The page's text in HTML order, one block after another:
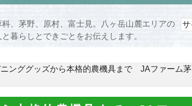
科、茅野、原村、富士見。八ヶ岳山麓エリアの
と暮らしとできごとをお伝えします。
ンググッズから本格的農機具まで JAファーム茅